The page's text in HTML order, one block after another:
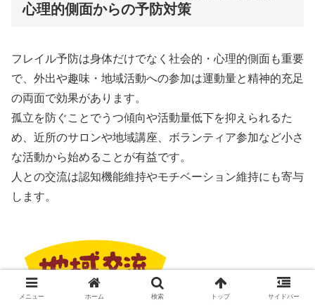
心理的側面からの予防対策
フレイル予防は身体だけでなく社会的・心理的側面も重要
で、外出や趣味・地域活動への参加は運動量と精神的充足
の両面で効果があります。
孤立を防ぐことでうつ傾向や活動量低下を抑えられるた
め、近所のサロンや地域講座、ボランティア参加など小さ
な活動から始めることが有益です。
人との交流は認知機能維持やモチベーション維持にも寄与
します。
メニュー ホーム 検索 トップ サイドバー